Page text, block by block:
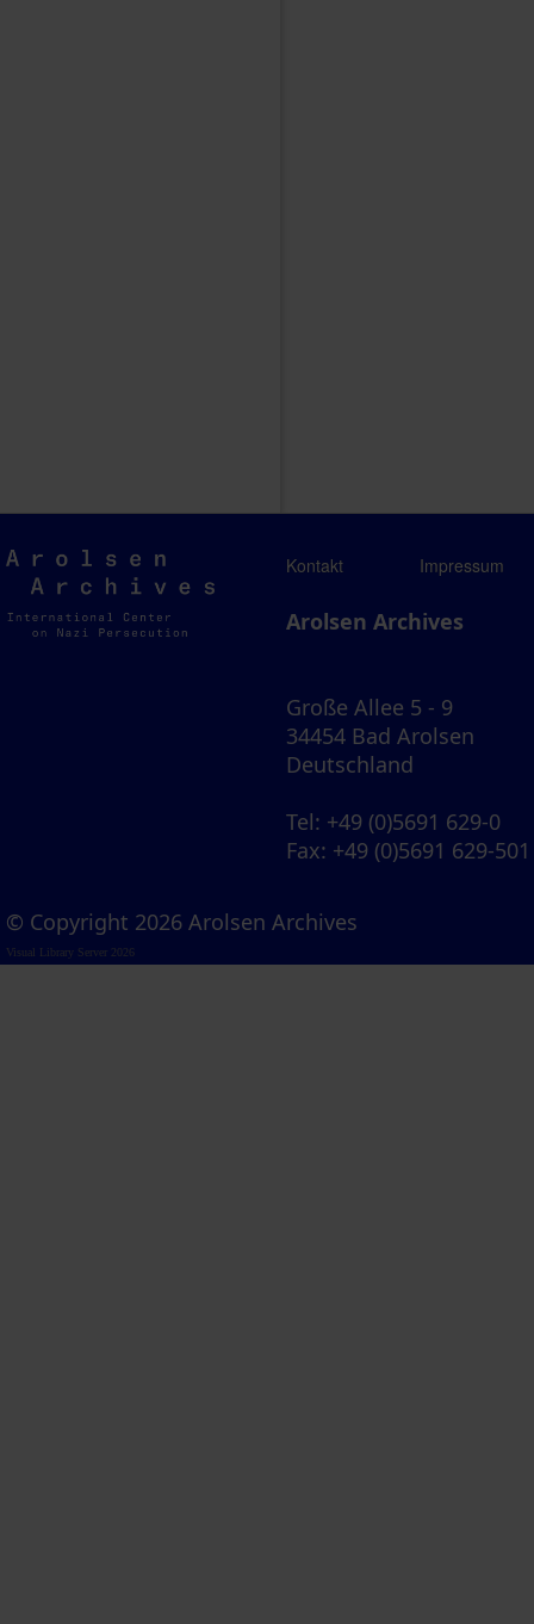
Arolsen
Archives
Kontakt Impressum
Arolsen Archives
Große Allee 5 - 9
34454 Bad Arolsen
Deutschland
Tel: +49 (0)5691 629-0
Fax: +49 (0)5691 629-501
© Copyright 2026 Arolsen Archives
Visual Library Server 2026